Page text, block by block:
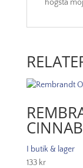
högsta
I butik & lager
133 kr